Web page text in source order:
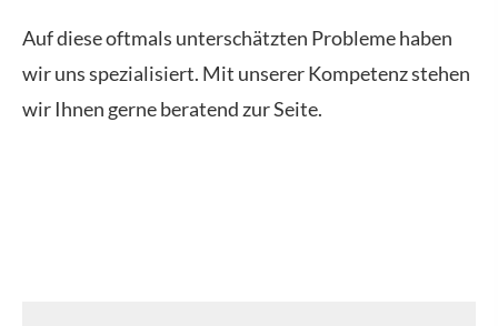
Auf diese oftmals unterschätzten Probleme haben
wir uns spezialisiert. Mit unserer Kompetenz stehen
wir Ihnen gerne beratend zur Seite.